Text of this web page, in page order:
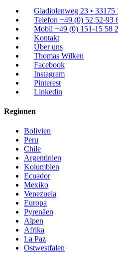
Gladiolenweg 23 •
Telefon +49 (0) 52 52-93
Mobil +49 (0) 151-15 58
Kontakt
Über uns
Thomas Wilken
Facebook
Instagram
Pinterest
Linkedin
Regionen
Bolivien
Peru
Chile
Argentinien
Kolumbien
Ecuador
Mexiko
Venezuela
Europa
Pyrenäen
Alpen
Afrika
La Paz
Ostwestfalen